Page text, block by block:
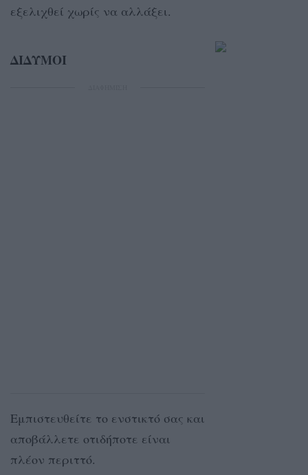
εξελιχθεί χωρίς να αλλάξει.
ΔΙΔΥΜΟΙ
Εμπιστευθείτε το ενστικτό σας και
αποβάλλετε οτιδήποτε είναι
πλέον περιττό.